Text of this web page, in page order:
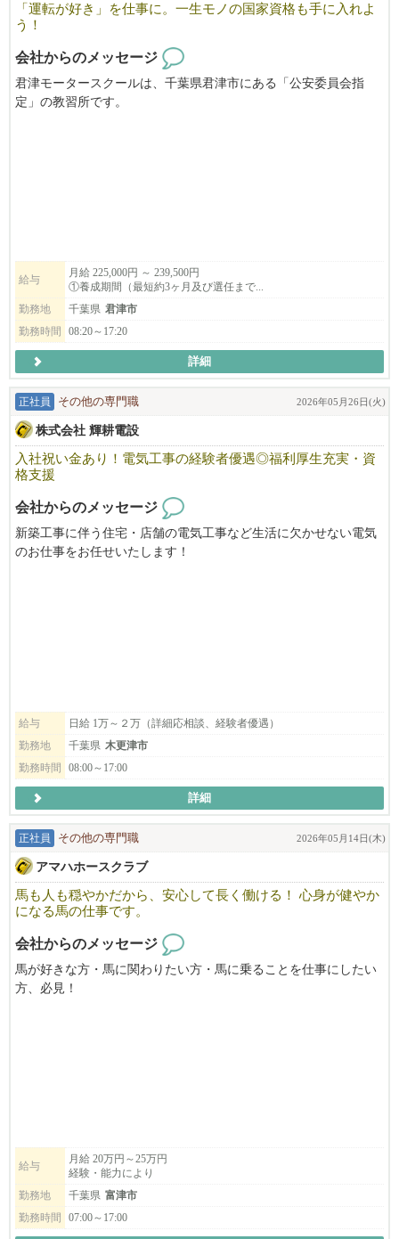
「運転が好き」を仕事に。一生モノの国家資格も手に入れよ
う！
会社からのメッセージ
君津モータースクールは、千葉県君津市にある「公安委員会指
定」の教習所です。
給与
月給 225,000円 ～ 239,500円
①養成期間（最短約3ヶ月及び選任まで...
勤務地
千葉県 君津市
勤務時間
08:20～17:20
詳細
正社員 その他の専門職 2026年05月26日(火)
株式会社 輝耕電設
入社祝い金あり！電気工事の経験者優遇◎福利厚生充実・資
格支援
会社からのメッセージ
新築工事に伴う住宅・店舗の電気工事など生活に欠かせない電気
のお仕事をお任せいたします！
お気軽にお問い合わせください｡
「びびなびを見た」とお伝え頂けますとスムーズです。
給与
日給 1万～２万（詳細応相談、経験者優遇）
勤務地
千葉県 木更津市
勤務時間
08:00～17:00
詳細
正社員 その他の専門職 2026年05月14日(木)
アマハホースクラブ
馬も人も穏やかだから、安心して長く働ける！ 心身が健やか
になる馬の仕事です。
会社からのメッセージ
馬が好きな方・馬に関わりたい方・馬に乗ることを仕事にしたい
方、必見！
クラブに在籍している馬達のお世話をして、大会やレッスンのた
めにトレーニングしていくのがメインのお仕事になります。
緑豊かな丘陸に広がる穏やかな自然環境の中で、
給与
月給 20万円～25万円
経験・能力により
勤務地
千葉県 富津市
勤務時間
07:00～17:00